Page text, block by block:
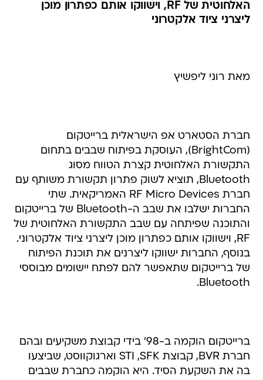
האלחוטית של RF, וישווקו אותם כפתרון מוכן
ליצרני ציוד אלקטרוני
מאת רוני ליפשיץ
חברת הסטארט אפ הישראלית ברייטקום
(BrightCom), העוסקת בפיתוח שבבים בתחום
התקשורת האלחוטית קצרת הטווח מסוג
Bluetooth, תוציא לשוק פתרון תקשורת משותף עם
חברת RF Micro Devices האמריקאית. שתי
החברות ישלבו את שבב ה-Bluetooth של ברייטקום
והתוכנה שפיתחה עם שבב התקשורת האלחוטית של
RF, וישווקו אותם כפתרון מוכן ליצרני ציוד אלקטרוני.
בנוסף, החברות ישווקו ליצרנים את תוכנת הפיתוח
של ברייטקום שתאפשר להם לפתח יישומים מבוססי
Bluetooth.
ברייטקום הוקמה ב-98' בידי קבוצת משקיעים ובהם
חברת BVR, קבוצת STI ,SFK וארגוקווסט, שביצעו
בה את השקעת הסיד. היא הוקמה כחברת שבבים